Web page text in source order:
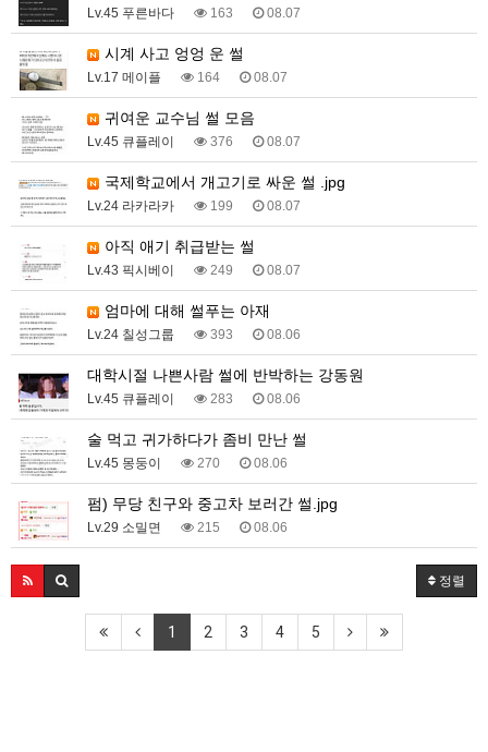
Lv.45 푸른바다 163 08.07
시계 사고 엉엉 운 썰
Lv.17 메이플 164 08.07
귀여운 교수님 썰 모음
Lv.45 큐플레이 376 08.07
국제학교에서 개고기로 싸운 썰 .jpg
Lv.24 라카라카 199 08.07
아직 애기 취급받는 썰
Lv.43 픽시베이 249 08.07
엄마에 대해 썰푸는 아재
Lv.24 칠성그룹 393 08.06
대학시절 나쁜사람 썰에 반박하는 강동원
Lv.45 큐플레이 283 08.06
술 먹고 귀가하다가 좀비 만난 썰
Lv.45 몽둥이 270 08.06
펌) 무당 친구와 중고차 보러간 썰.jpg
Lv.29 소밀면 215 08.06
정렬
1 2 3 4 5